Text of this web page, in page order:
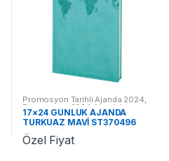
Promosyon Tarihli Ajanda 2024,
Promosyon 2024 Ajandalar
17×24 GÜNLÜK AJANDA
TURKUAZ MAVİ ST370496
TM
Özel Fiyat